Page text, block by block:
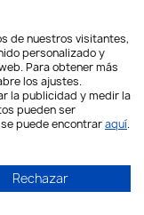
Sin
son
necesariamente los
la Unión Europea ni
de nuestros visitantes,
personalizado y
Para obtener más
los ajustes.
la publicidad y medir la
pueden ser
puede encontraraquí.
Rechazar